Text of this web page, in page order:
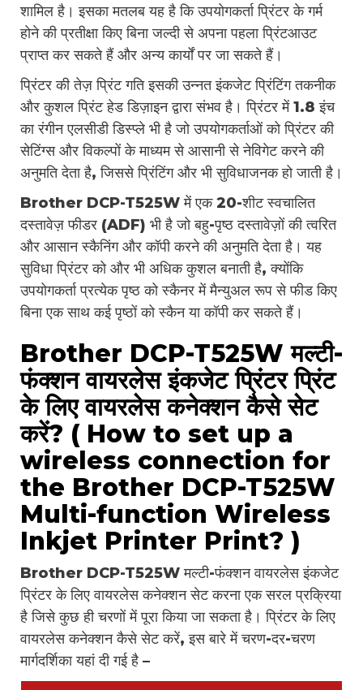
शामिल है। इसका मतलब यह है कि उपयोगकर्ता प्रिंटर के गर्म
होने की प्रतीक्षा किए बिना जल्दी से अपना पहला प्रिंटआउट
प्राप्त कर सकते हैं और अन्य कार्यों पर जा सकते हैं।
प्रिंटर की तेज़ प्रिंट गति इसकी उन्नत इंकजेट प्रिंटिंग तकनीक
और कुशल प्रिंट हेड डिज़ाइन द्वारा संभव है। प्रिंटर में 1.8 इंच
का रंगीन एलसीडी डिस्प्ले भी है जो उपयोगकर्ताओं को प्रिंटर की
सेटिंग्स और विकल्पों के माध्यम से आसानी से नेविगेट करने की
अनुमति देता है, जिससे प्रिंटिंग और भी सुविधाजनक हो जाती है।
Brother DCP-T525W में एक 20-शीट स्वचालित
दस्तावेज़ फीडर (ADF) भी है जो बहु-पृष्ठ दस्तावेज़ों की त्वरित
और आसान स्कैनिंग और कॉपी करने की अनुमति देता है। यह
सुविधा प्रिंटर को और भी अधिक कुशल बनाती है, क्योंकि
उपयोगकर्ता प्रत्येक पृष्ठ को स्कैनर में मैन्युअल रूप से फीड किए
बिना एक साथ कई पृष्ठों को स्कैन या कॉपी कर सकते हैं।
Brother DCP-T525W मल्टी-
फंक्शन वायरलेस इंकजेट प्रिंटर प्रिंट
के लिए वायरलेस कनेक्शन कैसे सेट
करें? ( How to set up a
wireless connection for
the Brother DCP-T525W
Multi-function Wireless
Inkjet Printer Print? )
Brother DCP-T525W मल्टी-फंक्शन वायरलेस इंकजेट
प्रिंटर के लिए वायरलेस कनेक्शन सेट करना एक सरल प्रक्रिया
है जिसे कुछ ही चरणों में पूरा किया जा सकता है। प्रिंटर के लिए
वायरलेस कनेक्शन कैसे सेट करें, इस बारे में चरण-दर-चरण
मार्गदर्शिका यहां दी गई है –